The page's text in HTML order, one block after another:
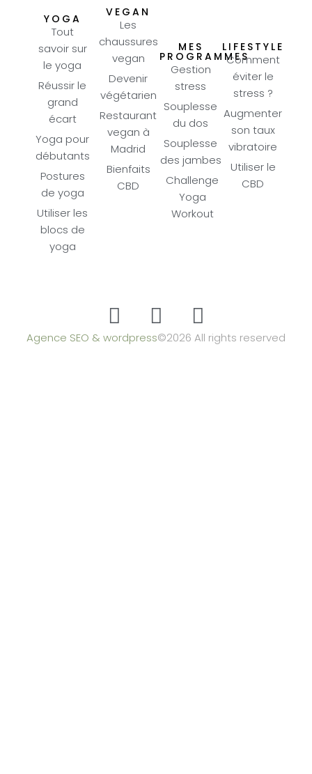
YOGA
Tout
savoir sur
le yoga
Réussir le
grand
écart
Yoga pour
débutants
Postures
de yoga
Utiliser les
blocs de
yoga
VEGAN
Les
chaussures
vegan
Devenir
végétarien
Restaurant
vegan à
Madrid
Bienfaits
CBD
MES
PROGRAMMES
Gestion
stress
Souplesse
du dos
Souplesse
des jambes
Challenge
Yoga
Workout
LIFESTYLE
Comment
éviter le
stress ?
Augmenter
son taux
vibratoire
Utiliser le
CBD
Agence SEO & wordpress©2026 All rights reserved